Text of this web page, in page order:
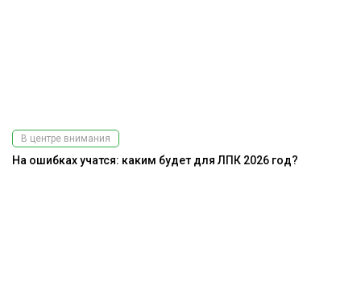
В центре внимания
На ошибках учатся: каким будет для ЛПК 2026 год?